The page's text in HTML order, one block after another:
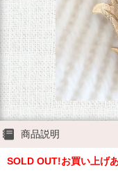
商品説明
SOLD OUT!お買い上げ